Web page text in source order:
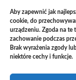
Aby zapewnić jak
cookie, do
urządzeniu. Zgoda na te
zachowanie podczas
Brak wyrażenia zgody
niektóre cechy i funkcje.